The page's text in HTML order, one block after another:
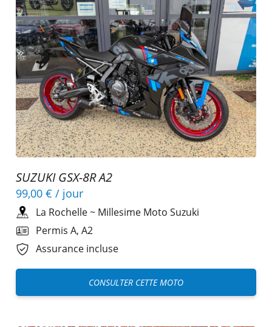
SUZUKI GSX-8R A2
99,00 € / jour
La Rochelle~ Millesime Moto Suzuki
Permis A, A2
Assurance incluse
CONSULTER CETTE MOTO